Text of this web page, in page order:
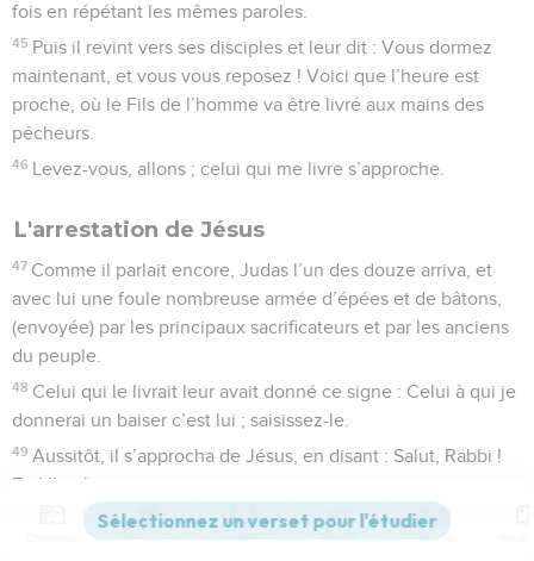
fois en répétant les mêmes paroles.
45 Puis il revint vers ses disciples et leur dit : Vous dormez
maintenant, et vous vous reposez ! Voici que l’heure est
proche, où le Fils de l’homme va être livré aux mains des
pécheurs.
46 Levez-vous, allons ; celui qui me livre s’approche.
L'arrestation de Jésus
47 Comme il parlait encore, Judas l’un des douze arriva, et
avec lui une foule nombreuse armée d’épées et de bâtons,
(envoyée) par les principaux sacrificateurs et par les anciens
du peuple.
48 Celui qui le livrait leur avait donné ce signe : Celui à qui je
donnerai un baiser c’est lui ; saisissez-le.
49 Aussitôt, il s’approcha de Jésus, en disant : Salut, Rabbi !
Et il l’embrassa.
Jésus lui dit : Ami, ce que tu es venu faire, fais-le. Alors
Versions Commentaires Strong